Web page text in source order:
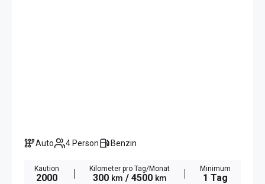
Auto 4 Person Benzin
Kaution
2000
Kilometer pro Tag/Monat
300 km / 4500 km
Minimum
1 Tag